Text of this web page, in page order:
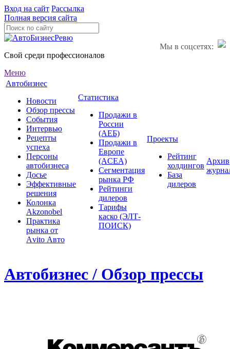
Вход на сайт Рассылка
Полная версия сайта
Мы в соцсетях:
Свой среди профессионалов
Меню
Автобизнес
Новости
Обзор прессы
События
Интервью
Рецепты
успеха
Персоны
автобизнеса
Досье
Эффективные
решения
Колонка
Akzonobel
Практика
рынка от
Аvito Авто
Статистика
Продажи в
России
(АЕБ)
Продажи в
Европе
(ACEA)
Сегментация
рынка РФ
Рейтинги
дилеров
Тарифы
каско (ЭЛТ-
ПОИСК)
Проекты
Рейтинг
холдингов
База
дилеров
Архив
Автобизнес / Обзор прессы